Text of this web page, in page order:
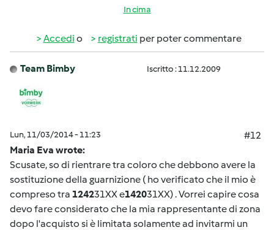
In cima
Accedi o registrati per poter commentare
Team Bimby Iscritto : 11.12.2009
Lun, 11/03/2014 - 11:23
#12
Maria Eva wrote:
Scusate, so di rientrare tra coloro che debbono avere la
sostituzione della guarnizione ( ho verificato che il mio è
compreso tra 124231XX e142031XX) . Vorrei capire cosa
devo fare considerato che la mia rappresentante di zona
dopo l'acquisto si è limitata solamente ad invitarmi un